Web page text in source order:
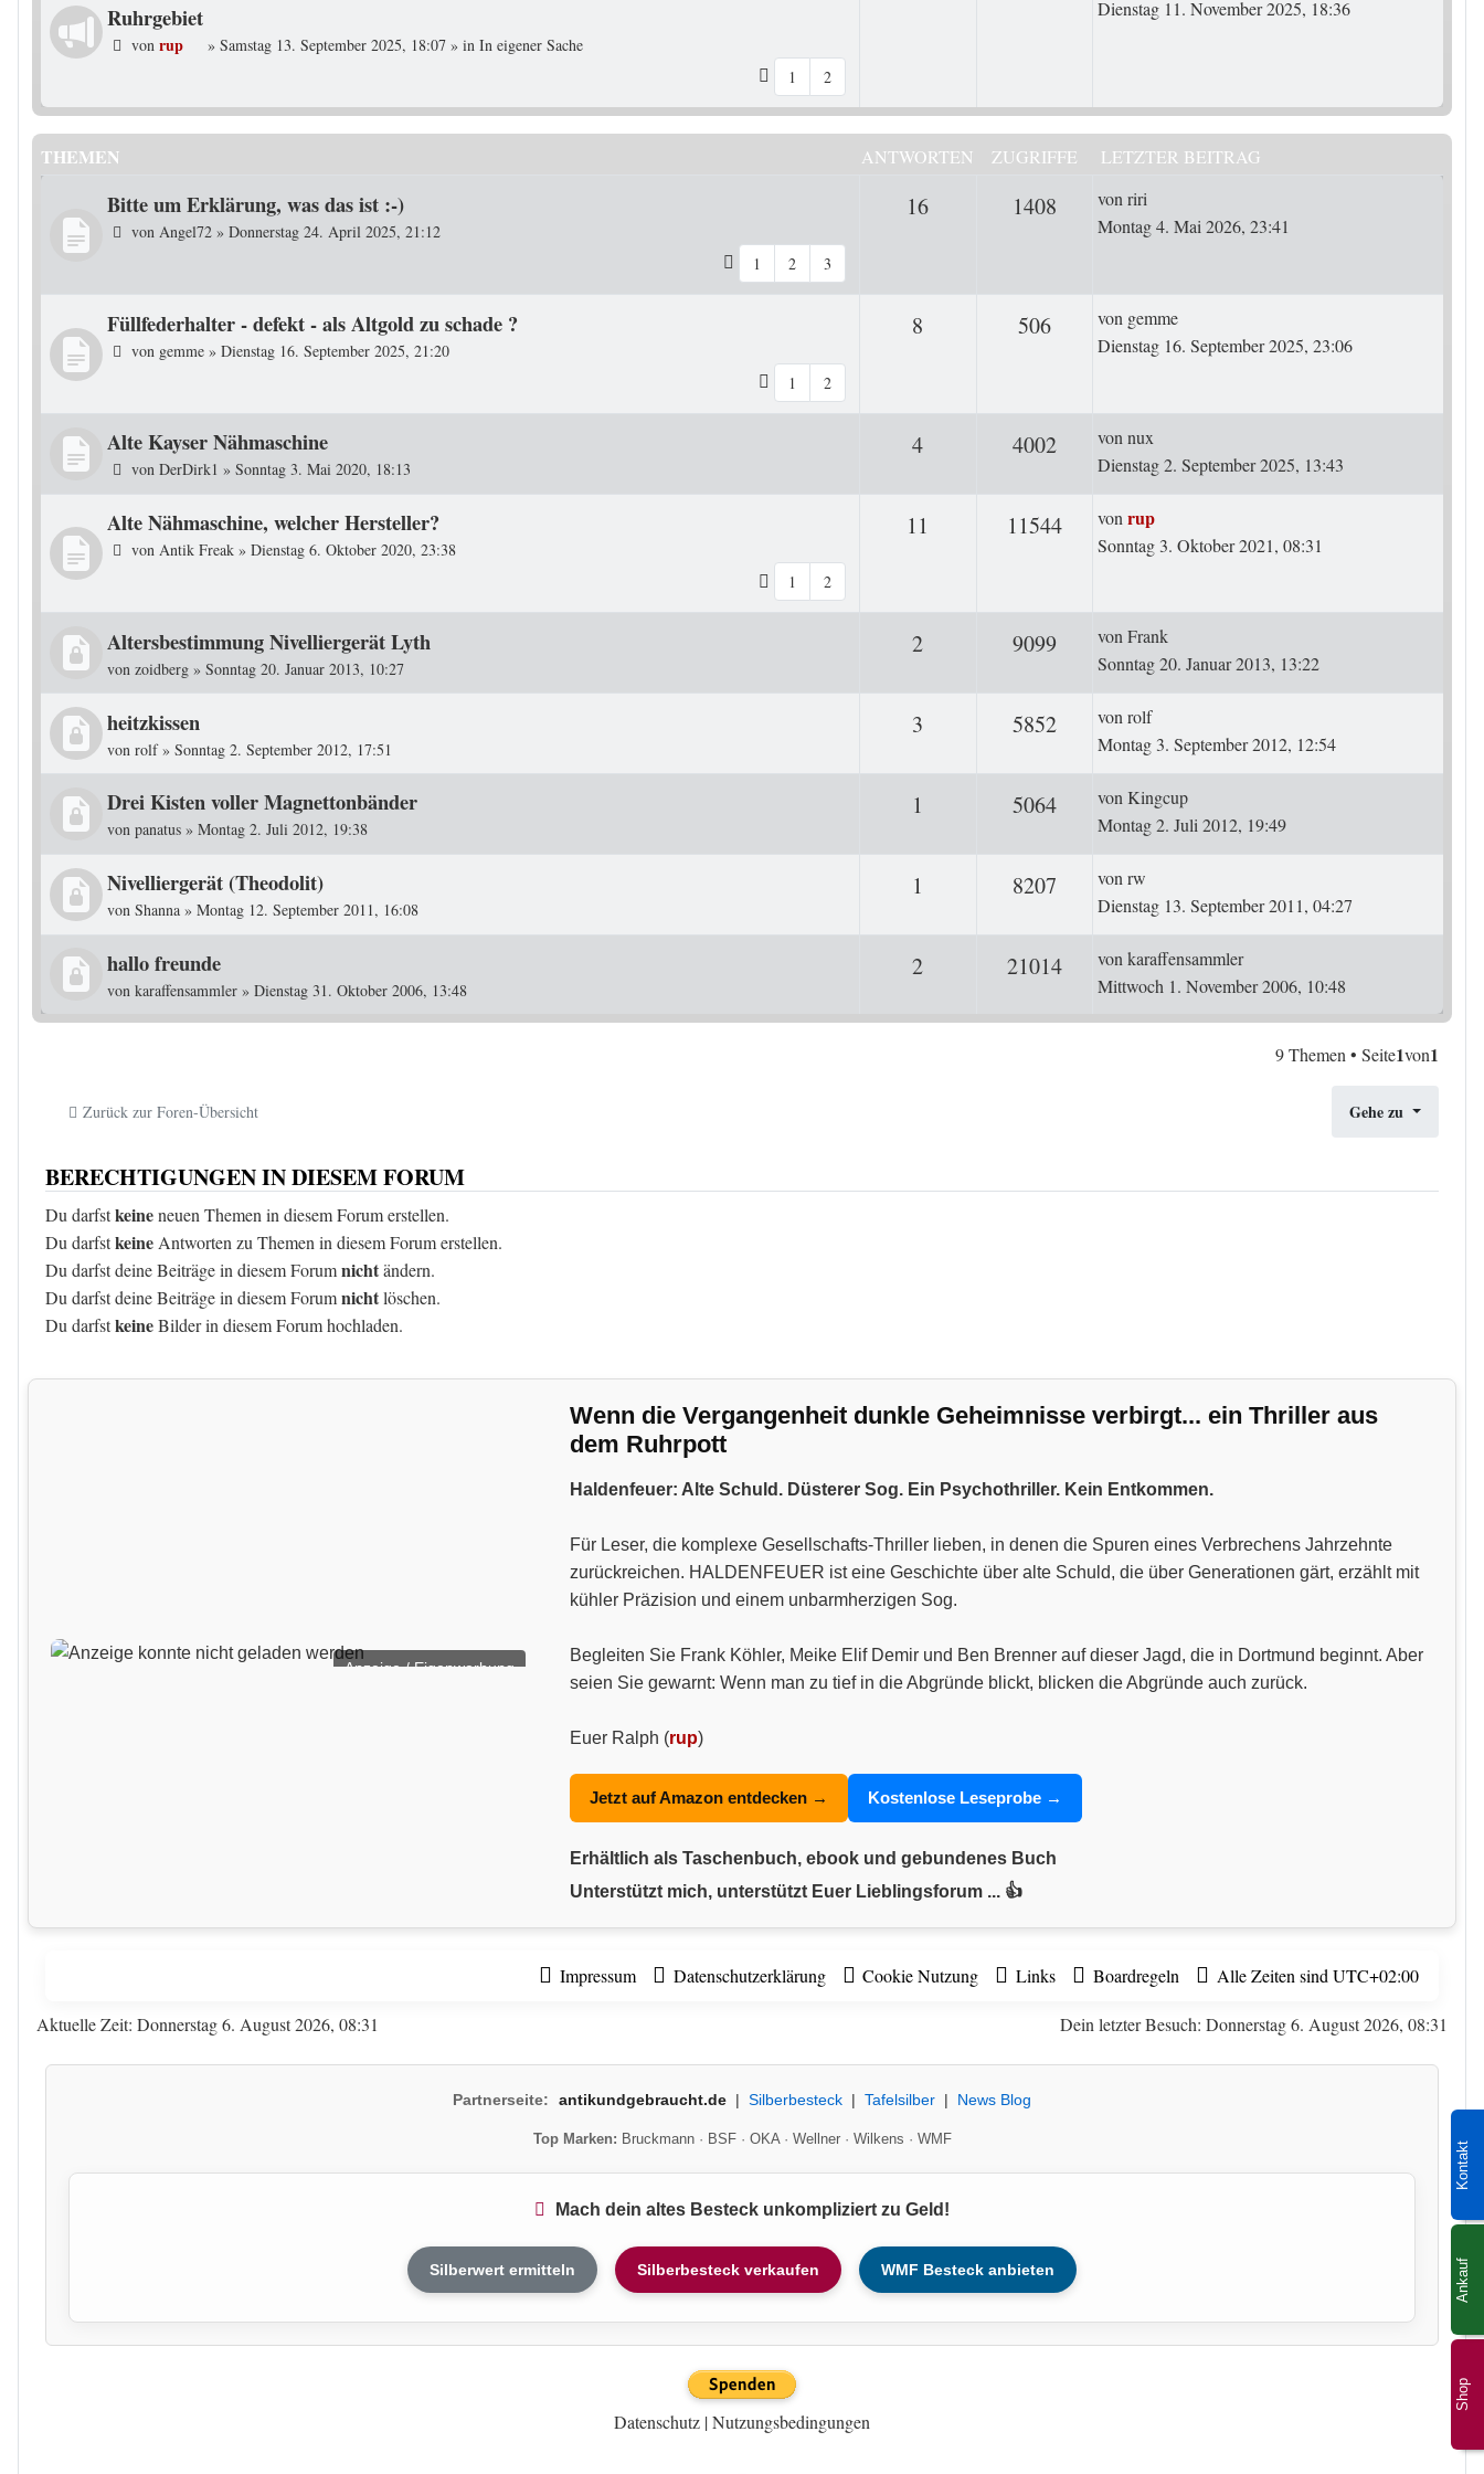
Shop
Kontakt
Ankauf
Ruhrgebiet
von rup » Samstag 13. September 2025, 18:07 » in In eigener Sache
1
2
Dienstag 11. November 2025, 18:36
THEMEN ANTWORTEN ZUGRIFFE LETZTER BEITRAG
Bitte um Erklärung, was das ist :-)
von Angel72 » Donnerstag 24. April 2025, 21:12
1
2 3
16Antworten1408 ZugriffeLetzter Beitrag
vonriri
Montag 4. Mai 2026, 23:41
Füllfederhalter - defekt - als Altgold zu schade ?
von gemme » Dienstag 16. September 2025, 21:20
1
2
8 506ZugriffeLetzter Beitrag
von gemme
Dienstag 16. September 2025, 23:06
Alte Kayser Nähmaschine
von DerDirk1 » Sonntag 3. Mai 2020, 18:13
4Antworten4002ZugriffeLetzter Beitrag
vonnux
Dienstag 2. September 2025, 13:43
Alte Nähmaschine, welcher Hersteller?
von Antik Freak » Dienstag 6. Oktober 2020, 23:38
1
2
11 Antworten11544ZugriffeLetzter Beitrag
vonrup
Sonntag 3. Oktober 2021, 08:31
Altersbestimmung Nivelliergerät Lyth
von zoidberg » Sonntag 20. Januar 2013, 10:27
2Antworten9099 ZugriffeLetzter Beitrag
vonFrank
Sonntag 20. Januar 2013, 13:22
heitzkissen
von rolf» Sonntag 2. September 2012, 17:51
3 Antworten5852ZugriffeLetzter Beitrag
vonrolf
Montag 3. September 2012, 12:54
Drei Kisten voller Magnettonbänder
von panatus » Montag 2. Juli 2012, 19:38
1 Antworten5064ZugriffeLetzter Beitrag
vonKingcup
Montag 2. Juli 2012, 19:49
Nivelliergerät (Theodolit)
von Shanna » Montag 12. September 2011, 16:08
1 Antworten8207 ZugriffeLetzter Beitrag
vonrw
Dienstag 13. September 2011, 04:27
hallo freunde
von karaffensammler » Dienstag 31. Oktober 2006, 13:48
2Antworten21014ZugriffeLetzter Beitrag
vonkaraffensammler
Mittwoch 1. November 2006, 10:48
9 Themen • Seite1von1
Zurück zur Foren-Übersicht Gehe zu
BERECHTIGUNGEN IN DIESEM FORUM
Du darfstkeineneuen Themen in diesem Forum erstellen.
Du darfstkeine Antworten zu Themen in diesem Forum erstellen.
Du darfst deine Beiträge in diesem Forumnichtändern.
Du darfst deine Beiträge in diesem Forumnichtlöschen.
Du darfstkeineBilder in diesem Forum hochladen.
Anzeige / Eigenwerbung
Wenn die Vergangenheit dunkle Geheimnisse verbirgt... ein Thriller aus
dem Ruhrpott
Haldenfeuer: Alte Schuld. Düsterer Sog. Ein Psychothriller. Kein Entkommen.
Für Leser, die komplexe Gesellschafts-Thriller lieben, in denen die Spuren eines Verbrechens Jahrzehnte
zurückreichen. HALDENFEUER ist eine Geschichte über alte Schuld, die über Generationen gärt, erzählt mit
kühler Präzision und einem unbarmherzigen Sog.
Begleiten Sie Frank Köhler, Meike Elif Demir und Ben Brenner auf dieser Jagd, die in Dortmund beginnt. Aber
seien Sie gewarnt: Wenn man zu tief in die Abgründe blickt, blicken die Abgründe auch zurück.
Euer Ralph (rup)
Jetzt auf Amazon entdecken → Kostenlose Leseprobe →
Erhältlich als Taschenbuch, ebook und gebundenes Buch
Unterstützt mich, unterstützt Euer Lieblingsforum ... 👍
Impressum Datenschutzerklärung Cookie Nutzung Links Boardregeln Alle Zeiten sindUTC+02:00
Dein letzter Besuch: Donnerstag 6. August 2026, 08:31
Aktuelle Zeit: Donnerstag 6. August 2026, 08:31
Partnerseite: antikundgebraucht.de | Silberbesteck | Tafelsilber | News Blog
Top Marken: Bruckmann· BSF· OKA· Wellner· Wilkens · WMF
Mach dein altes Besteck unkompliziert zu Geld!
Silberwert ermitteln Silberbesteck verkaufen WMF Besteck anbieten
Datenschutz |Nutzungsbedingungen